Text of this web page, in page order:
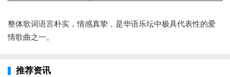
整体歌词语言朴实，情感真挚，是华语乐坛中极具代表性的爱
情歌曲之一。
推荐资讯